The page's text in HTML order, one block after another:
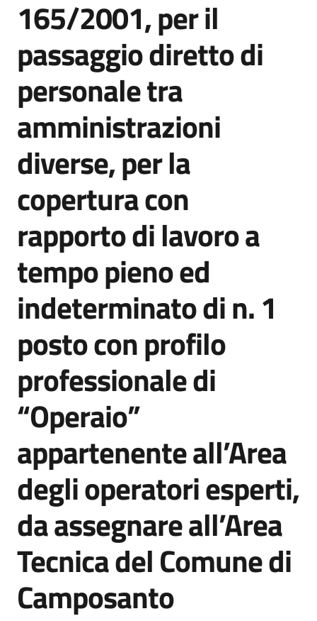
e
dati
Scopri
il
territorio
Tutti
per
la
TERRA
Tutti
gli
argomenti...
Seguici
su
165/2001, per il
passaggio diretto di
personale tra
amministrazioni
diverse, per la
copertura con
rapporto di lavoro a
tempo pieno ed
indeterminato di n. 1
posto con profilo
professionale di
“Operaio”
appartenente all’Area
degli operatori esperti,
da assegnare all’Area
Tecnica del Comune di
Camposanto